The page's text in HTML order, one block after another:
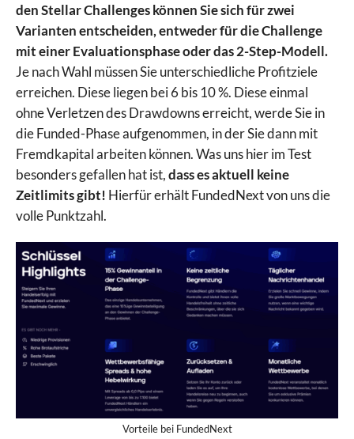
den Stellar Challenges können Sie sich für zwei
Varianten entscheiden, entweder für die Challenge
mit einer Evaluationsphase oder das 2-Step-Modell.
Je nach Wahl müssen Sie unterschiedliche Profitziele
erreichen. Diese liegen bei 6 bis 10 %. Diese einmal
ohne Verletzen des Drawdowns erreicht, werde Sie in
die Funded-Phase aufgenommen, in der Sie dann mit
Fremdkapital arbeiten können. Was uns hier im Test
besonders gefallen hat ist,dass es aktuell keine
Zeitlimits gibt! Hierfür erhält FundedNext von uns die
volle Punktzahl.
Vorteile bei FundedNext